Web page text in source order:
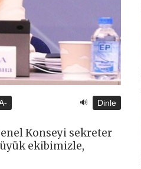
🔊 Dinle
Konseyi sekreter
ekibimizle,